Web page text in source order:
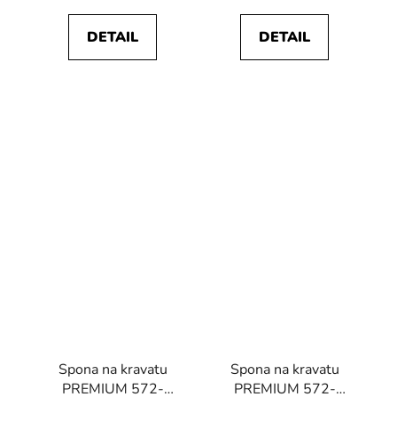
DETAIL DETAIL
Spona na kravatu
PREMIUM 572-
Spona na kravatu
PREMIUM 572-